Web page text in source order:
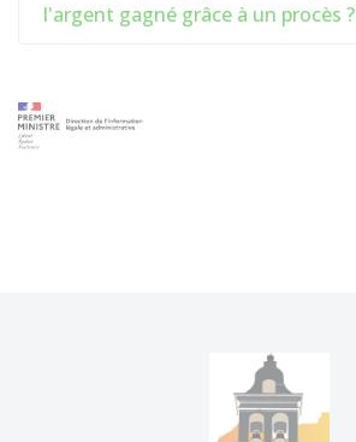
l'argent gagné grâce à un procès ?